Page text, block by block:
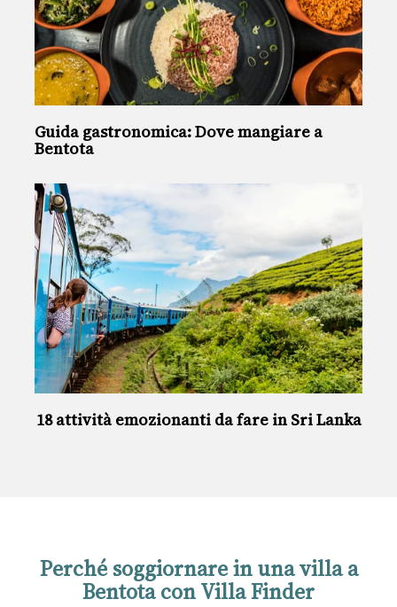
Guida gastronomica: Dove mangiare a
Bentota
18 attività emozionanti da fare in Sri Lanka
Perché soggiornare in una villa a
Bentota con Villa Finder